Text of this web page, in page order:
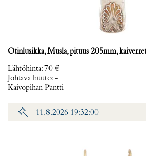
Otinlusikka, Musla, pituus 205mm,
Lähtöhinta:70 €
Johtava huuto:-
Kaivopihan Pantti
11.8.2026 19:32:00